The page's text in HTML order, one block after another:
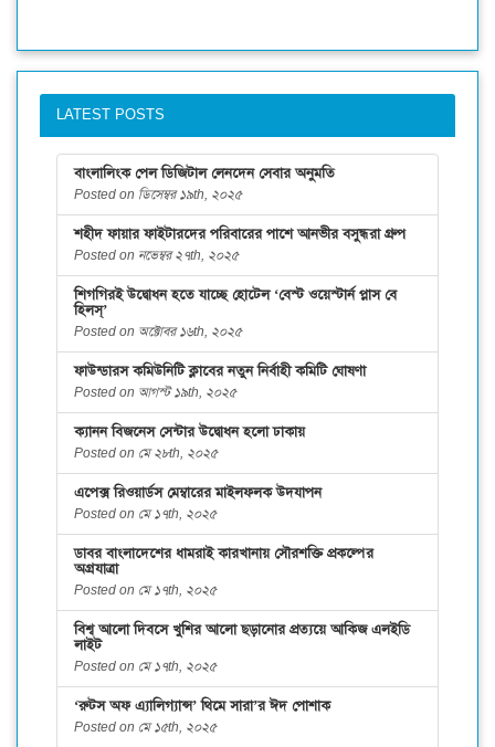
LATEST POSTS
বাংলালিংক পেল ডিজিটাল লেনদেন সেবার অনুমতি
Posted on ডিসেম্বর ১৯th, ২০২৫
শহীদ ফায়ার ফাইটারদের পরিবারের পাশে আনভীর বসুন্ধরা গ্রুপ
Posted on নভেম্বর ২৭th, ২০২৫
শিগগিরই উদ্বোধন হতে যাচ্ছে হোটেল ‘বেস্ট ওয়েস্টার্ন প্লাস বে
হিলস্’
Posted on অক্টোবর ১৬th, ২০২৫
ফাউন্ডারস কমিউনিটি ক্লাবের নতুন নির্বাহী কমিটি ঘোষণা
Posted on আগস্ট ১৯th, ২০২৫
ক্যানন বিজনেস সেন্টার উদ্বোধন হলো ঢাকায়
Posted on মে ২৮th, ২০২৫
এপেক্স রিওয়ার্ডস মেম্বারের মাইলফলক উদযাপন
Posted on মে ১৭th, ২০২৫
ডাবর বাংলাদেশের ধামরাই কারখানায় সৌরশক্তি প্রকল্পের
অগ্রযাত্রা
Posted on মে ১৭th, ২০২৫
বিশ্ব আলো দিবসে খুশির আলো ছড়ানোর প্রত্যয়ে আকিজ এলইডি
লাইট
Posted on মে ১৭th, ২০২৫
‘রুটস অফ এ্যালিগ্যান্স’ থিমে সারা’র ঈদ পোশাক
Posted on মে ১৫th, ২০২৫